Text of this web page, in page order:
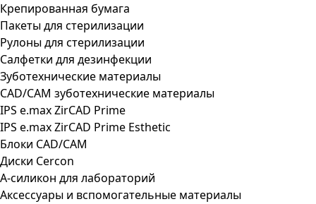
Крепированная бумага
Пакеты для стерилизации
Рулоны для стерилизации
Салфетки для дезинфекции
Зуботехнические материалы
CAD/CAM зуботехнические материалы
IPS e.max ZirCAD Prime
IPS e.max ZirCAD Prime Esthetic
Блоки CAD/CAM
Диски Cercon
А-силикон для лабораторий
Аксессуары и вспомогательные материалы